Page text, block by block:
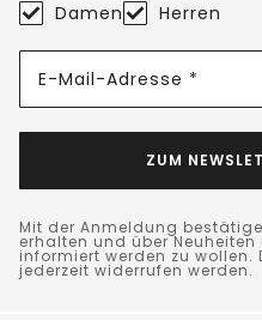
Damen Herren
E-Mail-Adresse *
ZUM
Mit der Anmeldung
erhalten und über
informiert werden zu wollen.
jederzeit widerrufen werden.